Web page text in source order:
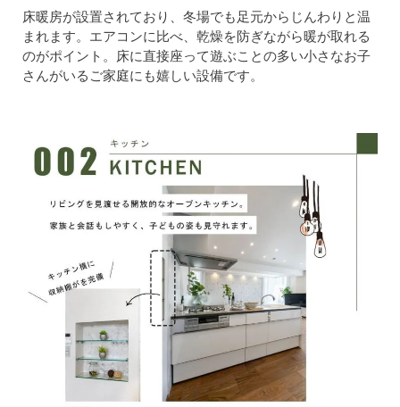
床暖房が設置されており、冬場でも足元からじんわりと温
まれます。エアコンに比べ、乾燥を防ぎながら暖が取れる
のがポイント。床に直接座って遊ぶことの多い小さなお子
さんがいるご家庭にも嬉しい設備です。